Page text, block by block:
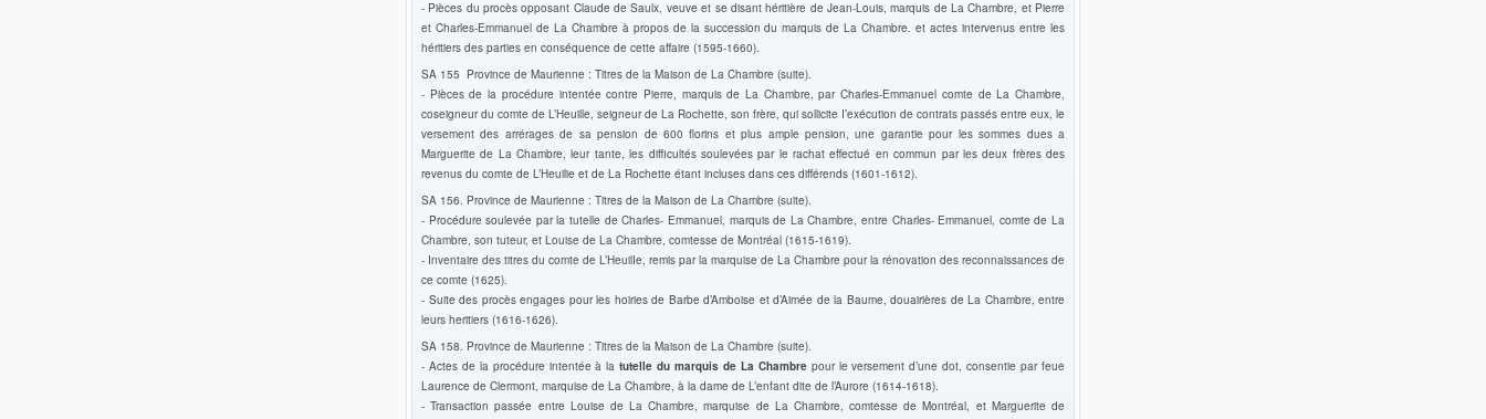
- Pièces du procès opposant Claude de Saulx, veuve et se disant héritière de Jean-Louis, marquis de La Chambre, et Pierre
et Charles-Emmanuel de La Chambre à propos de la succession du marquis de La Chambre. et actes intervenus entre les
héritiers des parties en conséquence de cette affaire (1595-1660).
SA 155 Province de Maurienne : Titres de la Maison de La Chambre (suite).
- Pièces de la procédure intentée contre Pierre, marquis de La Chambre, par Charles-Emmanuel comte de La Chambre,
coseigneur du comte de L’Heuille, seigneur de La Rochette, son frère, qui sollicite I’exécution de contrats passés entre eux, le
versement des arrérages de sa pension de 600 florins et plus ample pension, une garantie pour les sommes dues a
Marguerite de La Chambre, leur tante, les difficultés soulevées par le rachat effectué en commun par les deux frères des
revenus du comte de L’Heuilie et de La Rochette étant incluses dans ces différends (1601-1612).
SA 156. Province de Maurienne : Titres de la Maison de La Chambre (suite).
- Procédure soulevée par la tutelle de Charles- Emmanuel, marquis de La Chambre, entre Charles- Emmanuel, comte de La
Chambre, son tuteur, et Louise de La Chambre, comtesse de Montréal (1615-1619).
- Inventaire des titres du comte de L’HeuilIe, remis par la marquise de La Chambre pour la rénovation des reconnaissances de
ce comte (1625).
- Suite des procès engages pour les hoiries de Barbe d’Amboise et d’Aimée de la Baume, douairières de La Chambre, entre
leurs heritiers (1616-1626).
SA 158. Province de Maurienne : Titres de la Maison de La Chambre (suite).
- Actes de la procédure intentée à la tutelle du marquis de La Chambrepour le versement d’une dot, consentie par feue
Laurence de Clermont, marquise de La Chambre, à la dame de L’enfant dite de l’Aurore (1614-1618).
- Transaction passée entre Louise de La Chambre, marquise de La Chambre, comtesse de Montréal, et Marguerite de